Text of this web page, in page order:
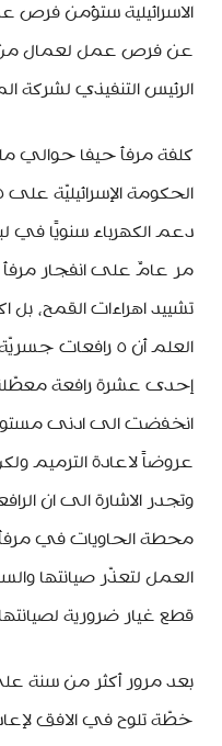
الاسرائيلية ستؤمن فرص
عن فرص عمل لعمال من
الرئيس التنفيذي لشركة
مر عامٌ على انفجار مرفأ
تشييد اهراءات القمح، بل
العلم أن ٥
إحدى عشرة رافعة
انخفضت الى ادنى
عروضاً لاعادة الترميم
وتجدر الاشارة الى ان
محطة الحاويات في
العمل لتعذّر صيانتها
قطع غيار ضرورية
بعد مرور أكثر من سنة
خطّة تلوح في الافق